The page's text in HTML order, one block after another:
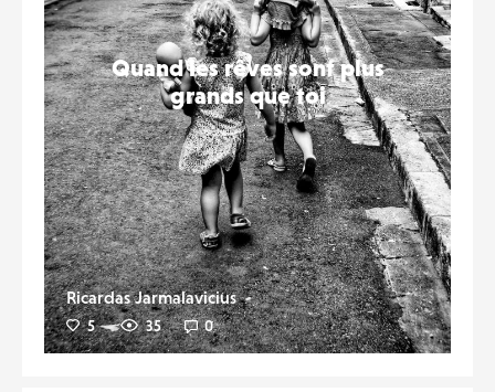
Quand les rêves sont plus
grands que toi
Ricardas Jarmalavicius
5 35 0